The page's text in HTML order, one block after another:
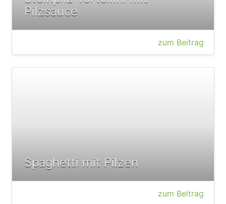
Pilzsauce
zum Beitrag
Spaghetti mit Pilzen
zum Beitrag